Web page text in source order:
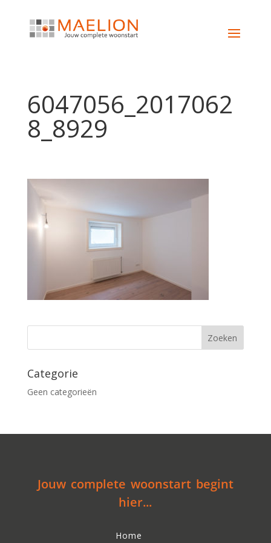
6047056_2017062
8_8929
Categorie
Geen categorieën
Jouw complete woonstart begint
hier...
Home